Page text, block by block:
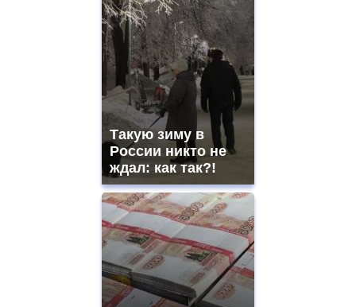
Такую зиму в
России никто не
ждал: как так?!